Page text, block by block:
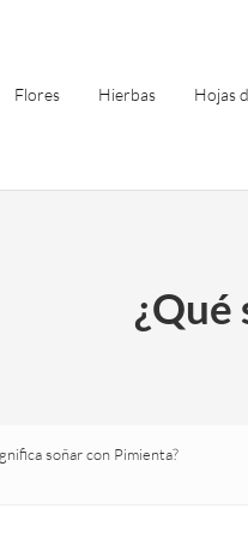
Flores Hierbas Hojas
¿Qué
soñar con Pimienta?